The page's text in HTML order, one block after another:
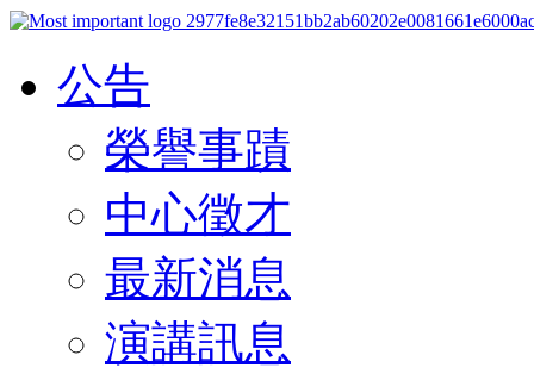
公告
榮譽事蹟
中心徵才
最新消息
演講訊息